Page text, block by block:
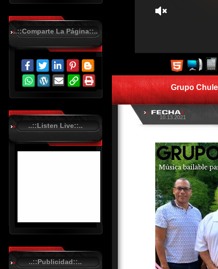
..::Comparte La Página::..
..::Listen Live::..
A
S
..::Publicidad::..
A
T
.
N
Grupo
10.13.2021